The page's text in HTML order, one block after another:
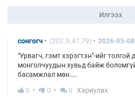
Илгээх
сонгогч (202.9.47.79)
2026-05-
"Урвагч, гэмт хэрэгтэн"-ийг толгой
монголчуудын хувьд байж
басамжлал мөн…..
0
0 0 Хариулах